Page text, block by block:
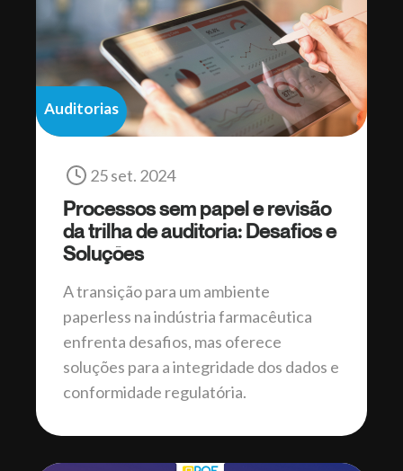
Auditorias
25 set. 2024
Processos sem papel e revisão
da trilha de auditoria: Desafios e
Soluções
A transição para um ambiente
paperless na indústria farmacêutica
enfrenta desafios, mas oferece
soluções para a integridade dos dados e
conformidade regulatória.